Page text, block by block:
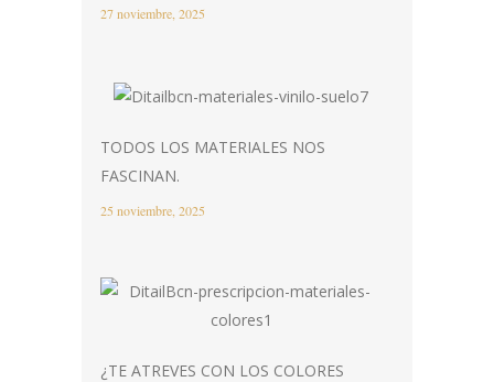
27 noviembre, 2025
TODOS LOS MATERIALES NOS
FASCINAN.
25 noviembre, 2025
¿TE ATREVES CON LOS COLORES